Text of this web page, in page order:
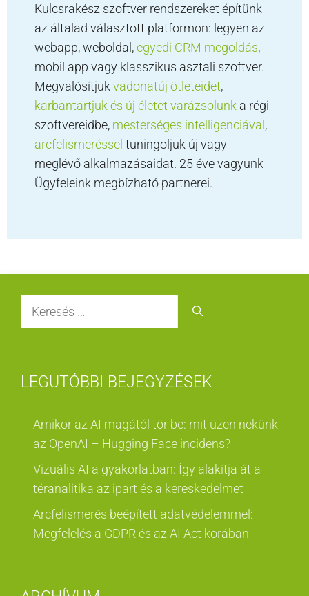
Kulcsrakész szoftver rendszereket építünk
az általad választott platformon: legyen az
webapp, weboldal,egyedi CRM megoldás,
mobil app vagy klasszikus asztali szoftver.
Megvalósítjuk vadonatúj ötleteidet,
karbantartjuk és új életet varázsolunk a régi
szoftvereidbe, mesterséges intelligenciával,
arcfelismeréssel tuningoljuk új vagy
meglévő alkalmazásaidat. 25 éve vagyunk
Ügyfeleink megbízható partnerei.
LEGUTÓBBI BEJEGYZÉSEK
Amikor az AI magától tör be: mit üzen nekünk
az OpenAI – Hugging Face incidens?
Vizuális AI a gyakorlatban: Így alakítja át a
téranalitika az ipart és a kereskedelmet
Arcfelismerés beépített adatvédelemmel:
Megfelelés a GDPR és az AI Act korában